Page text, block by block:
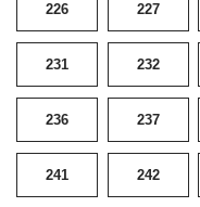
226 227
231 232
236 237
241 242